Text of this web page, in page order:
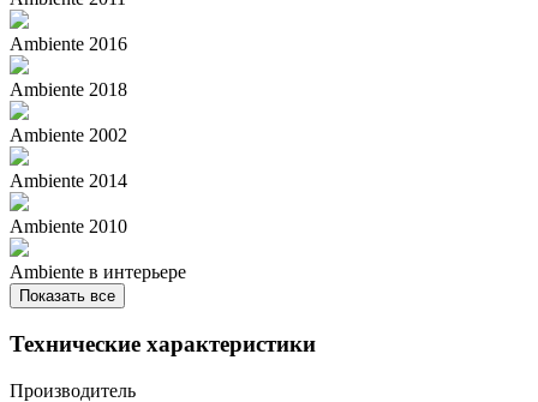
Ambiente 2016
Ambiente 2018
Ambiente 2002
Ambiente 2014
Ambiente 2010
Ambiente в интерьере
Показать все
Технические характеристики
Производитель